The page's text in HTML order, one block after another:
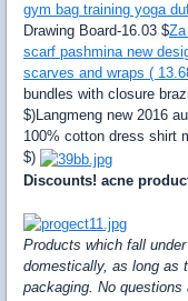
gym bag training yoga
Drawing Board-16.03 $
scarf pashmina new
scarves and wraps (
bundles with closure
$)Langmeng new 2016
100% cotton dress shirt
$)
Discounts! acne
Products which fall
domestically, as long as
packaging. No questions